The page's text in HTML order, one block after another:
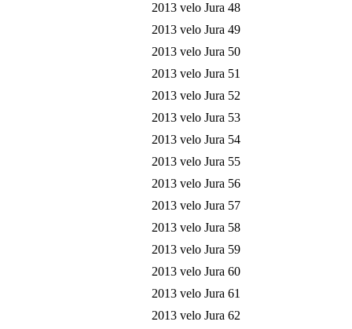
2013 velo Jura 48
2013 velo Jura 49
2013 velo Jura 50
2013 velo Jura 51
2013 velo Jura 52
2013 velo Jura 53
2013 velo Jura 54
2013 velo Jura 55
2013 velo Jura 56
2013 velo Jura 57
2013 velo Jura 58
2013 velo Jura 59
2013 velo Jura 60
2013 velo Jura 61
2013 velo Jura 62